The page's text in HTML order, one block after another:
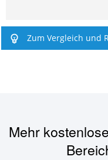
Zum Vergleich und
Mehr